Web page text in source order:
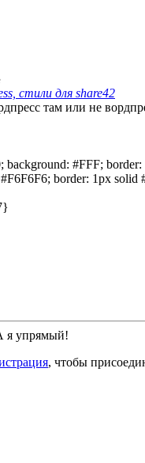
стили для share42
там или не
background: #FFF;
border: 1px
я упрямый!
, чтобы